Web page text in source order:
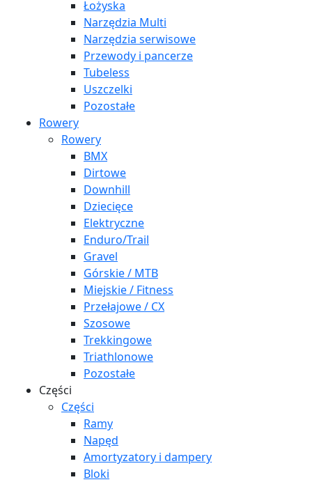
Łożyska
Narzędzia Multi
Narzędzia serwisowe
Przewody i pancerze
Tubeless
Uszczelki
Pozostałe
Rowery
Rowery
BMX
Dirtowe
Downhill
Dziecięce
Elektryczne
Enduro/Trail
Gravel
Górskie / MTB
Miejskie / Fitness
Przełajowe / CX
Szosowe
Trekkingowe
Triathlonowe
Pozostałe
Części
Części
Ramy
Napęd
Amortyzatory i dampery
Bloki